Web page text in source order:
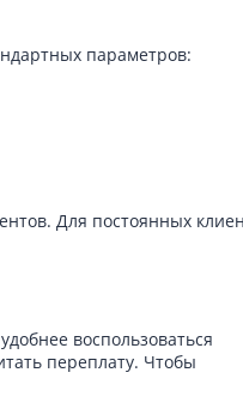
параметров:
Для постоянных
воспользоваться
переплату. Чтобы